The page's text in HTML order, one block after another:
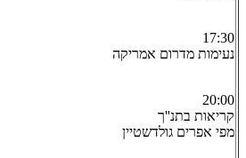
17:30
נעימות מדרום אמריקה
20:00
קריאות בתנ''ך
מפי אפרים גולדשטיין